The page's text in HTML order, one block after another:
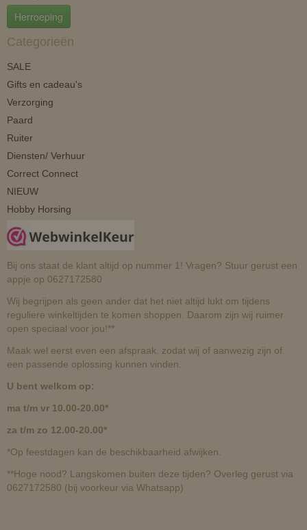
Herroeping
Categorieën
SALE
Gifts en cadeau's
Verzorging
Paard
Ruiter
Diensten/ Verhuur
Correct Connect
NIEUW
Hobby Horsing
Bij ons staat de klant altijd op nummer 1! Vragen? Stuur gerust een
appje op 0627172580
Wij begrijpen als geen ander dat het niet altijd lukt om tijdens
reguliere winkeltijden te komen shoppen. Daarom zijn wij ruimer
open speciaal voor jou!**
Maak wel eerst even een afspraak, zodat wij of aanwezig zijn of
een passende oplossing kunnen vinden.
U bent welkom op:
ma t/m vr 10.00-20.00*
za t/m zo 12.00-20.00*
*Op feestdagen kan de beschikbaarheid afwijken.
**Hoge nood? Langskomen buiten deze tijden? Overleg gerust via
0627172580 (bij voorkeur via Whatsapp)